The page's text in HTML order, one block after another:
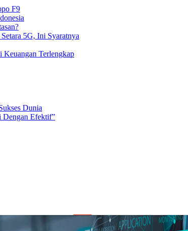
F9
5G, Ini Syaratnya
Terlengkap
Dunia
Dengan Efektif”